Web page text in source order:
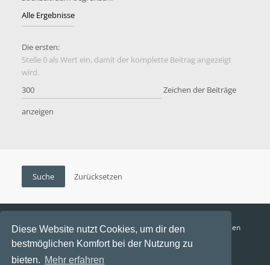
Diese Website nutzt Cookies, um dir den
bestmöglichen Komfort bei der Nutzung zu
bieten. Mehr erfahren
Die ersten:
Stelle 0 als Wert ein, damit der komplette Beitrag angezeigt
wird.
Zeichen der Beiträge
anzeigen
Funga Austria FAQ Datenschutz
Nutzungsbedingungen
Alle Zeiten sind UTC+02:00
Aktuelle Zeit: 8. August 2026, 09:34